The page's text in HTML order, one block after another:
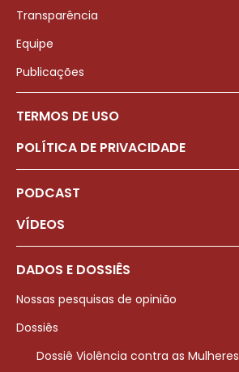
Transparência
Equipe
Publicações
TERMOS DE USO
POLÍTICA DE PRIVACIDADE
PODCAST
VÍDEOS
DADOS E DOSSIÊS
Nossas pesquisas de opinião
Dossiês
Dossiê Violência contra as Mulheres